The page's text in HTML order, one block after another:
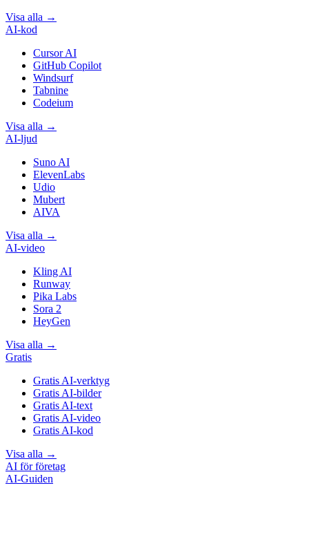
Visa alla →
AI-kod
Cursor AI
GitHub Copilot
Windsurf
Tabnine
Codeium
Visa alla →
AI-ljud
Suno AI
ElevenLabs
Udio
Mubert
AIVA
Visa alla →
AI-video
Kling AI
Runway
Pika Labs
Sora 2
HeyGen
Visa alla →
Gratis
Gratis AI-verktyg
Gratis AI-bilder
Gratis AI-text
Gratis AI-video
Gratis AI-kod
Visa alla →
AI för företag
AI-Guiden